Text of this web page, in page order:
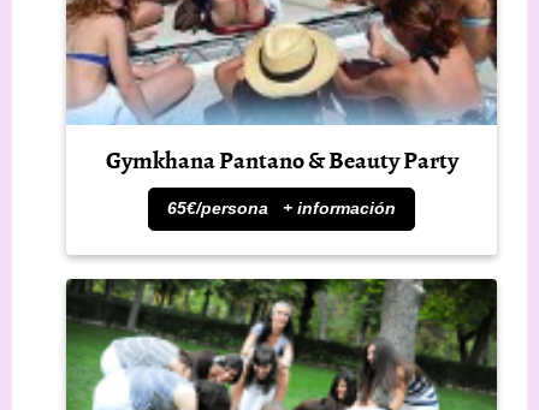
Gymkhana Pantano & Beauty Party
65€/persona + información